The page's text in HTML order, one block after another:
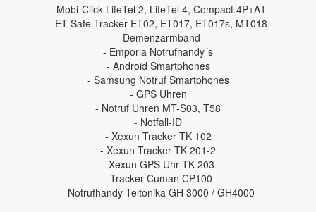
- Mobi-Click LifeTel 2, LifeTel 4, Compact 4P+A1
- ET-Safe Tracker ET02, ET017, ET017s, MT018
- Demenzarmband
- Emporia Notrufhandy´s
- Android Smartphones
- Samsung Notruf Smartphones
- GPS Uhren
- Notruf Uhren MT-S03, T58
- Notfall-ID
- Xexun Tracker TK 102
- Xexun Tracker TK 201-2
- Xexun GPS Uhr TK 203
- Tracker Cuman CP100
- Notrufhandy Teltonika GH 3000 / GH4000